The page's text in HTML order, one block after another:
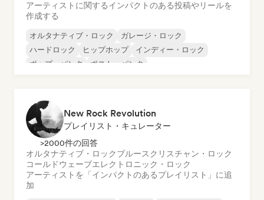
アーティストに関するインパクトのある投稿やリールを
作成する
オルタナティブ・ロック
ガレージ・ロック
ハードロック
ヒップホップ
インディー・ロック
ポップ・パンク
ポスト・パンク
New Rock Revolution
プレイリスト・キュレーター
>2000件の回答
オルタナティブ・ロックブルースクリスチャン・ロック
コールドウェーブエレクトロニック・ロック
アーティストを「インパクトのあるプレイリスト」に追
加